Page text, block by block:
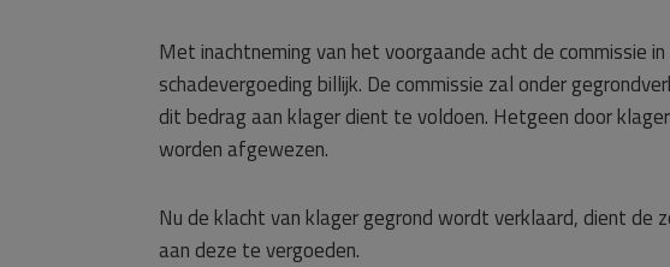
Met inachtneming van het voorgaande acht de commissie
schadevergoeding billijk. De commissie zal onder
dit bedrag aan klager dient te voldoen. Hetgeen door
worden afgewezen.
Nu de klacht van klager gegrond wordt verklaard, dient
aan deze te vergoeden.